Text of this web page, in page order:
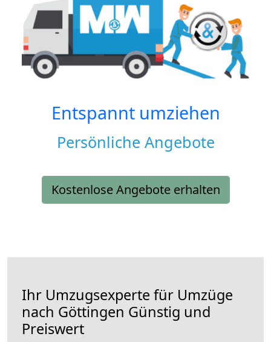
Entspannt umziehen
Persönliche Angebote
Kostenlose Angebote erhalten
Ihr Umzugsexperte für Umzüge
nach Göttingen Günstig und
Preiswert